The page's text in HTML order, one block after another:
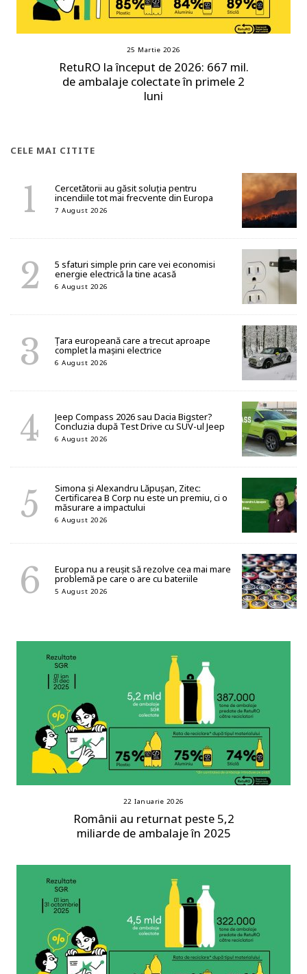
25 Martie 2026
RetuRO la început de 2026: 667 mil.
de ambalaje colectate în primele 2
luni
CELE MAI CITITE
Cercetătorii au găsit soluția pentru
incendiile tot mai frecvente din Europa
7 August 2026
5 sfaturi simple prin care vei economisi
energie electrică la tine acasă
6 August 2026
Țara europeană care a trecut aproape
complet la mașini electrice
6 August 2026
Jeep Compass 2026 sau Dacia Bigster?
Concluzia după Test Drive cu SUV-ul Jeep
6 August 2026
Simona și Alexandru Lăpușan, Zitec:
Certificarea B Corp nu este un premiu, ci o
măsurare a impactului
6 August 2026
Europa nu a reușit să rezolve cea mai mare
problemă pe care o are cu bateriile
5 August 2026
22 Ianuarie 2026
Românii au returnat peste 5,2
miliarde de ambalaje în 2025